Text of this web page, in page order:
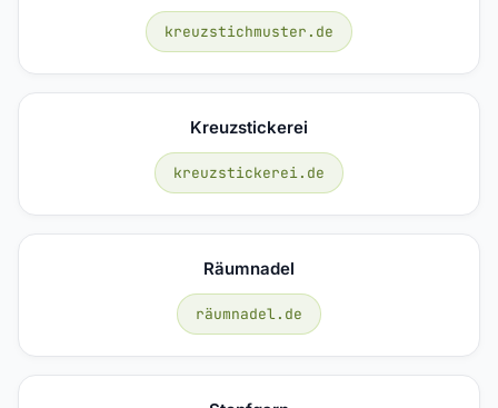
kreuzstichmuster.de
Kreuzstickerei
kreuzstickerei.de
Räumnadel
räumnadel.de